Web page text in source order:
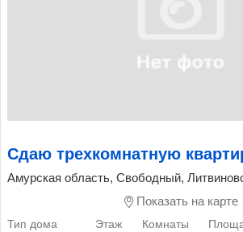
Сдаю трехкомнатную
Амурская область, Свободный,
Показать на карте